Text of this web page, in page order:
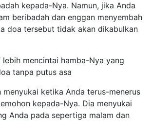
kepada-Nya. Namun, jika Anda
beribadah dan enggan menyembah
doa tersebut tidak akan dikabulkan
lebih mencintai hamba-Nya yang
tanpa putus asa
menyukai ketika Anda terus-menerus
kepada-Nya. Dia menyukai
Anda pada sepertiga malam dan